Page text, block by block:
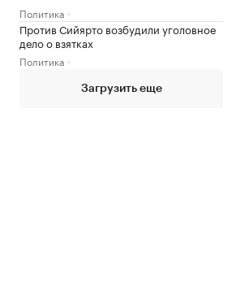
Политика
Против Сийярто возбудили уголовное
дело о взятках
Политика
Загрузить еще